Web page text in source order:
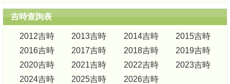
吉時查詢表
2012吉時 2013吉時 2014吉時
2015吉時
2016吉時
2017吉時 2018吉時
2019吉時
2020吉時
2021吉時 2022吉時
2023吉時
2024吉時
2025吉時 2026吉時